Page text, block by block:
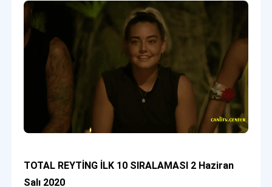
TOTAL REYTİNG İLK 10 SIRALAMASI 2 Haziran
Salı 2020